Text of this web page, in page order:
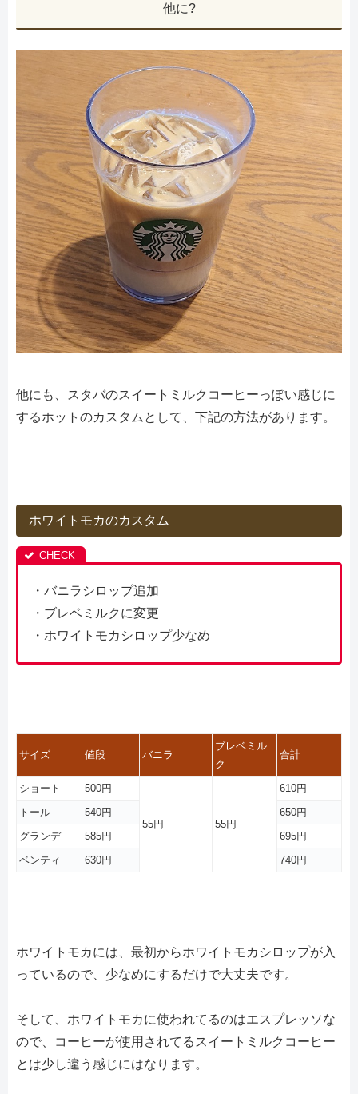
他に?
他にも、スタバのスイートミルクコーヒーっぽい感じに
するホットのカスタムとして、下記の方法があります。
ホワイトモカのカスタム
・バニラシロップ追加
・ブレベミルクに変更
・ホワイトモカシロップ少なめ
サイズ 値段 バニラ
ブレベミル
ク
合計
ショート 500円
55円 55円
610円
トール
540円
650円
グランデ
585円
695円
ベンティ
630円 740円
ホワイトモカには、最初からホワイトモカシロップが入
っているので、少なめにするだけで大丈夫です。
そして、ホワイトモカに使われてるのはエスプレッソな
ので、コーヒーが使用されてるスイートミルクコーヒー
とは少し違う感じにはなります。